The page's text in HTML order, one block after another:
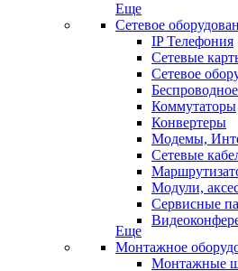
Еще
Сетевое
IP Телефония
Сетевые
Сетевое
Коммутаторы
Конвертеры
Модемы,
Сетевые
Модули,
Сервисные
Еще
Монтажное
Монтажные